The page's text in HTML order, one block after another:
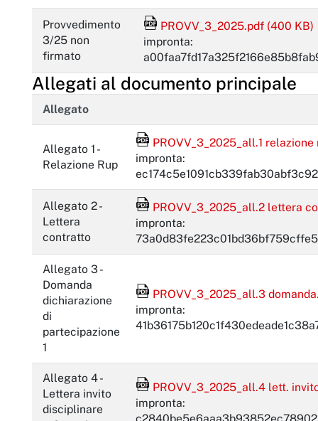
Provvedimento
3/25 non
firmato
File Acrobat Reader
PROVV_3_2025.pdf (400 KB)
impronta:
Allegati al documento principale
Allegato
Allegato 1 -
Relazione Rup
File Acrobat Reader
PROVV_3_2025_all.1
impronta:
Allegato 2 -
Lettera
contratto
File Acrobat Reader
PROVV_3_2025_all.2 lettera
impronta:
Allegato 3 -
Domanda
dichiarazione
di
partecipazione
1
File Acrobat Reader
PROVV_3_2025_all.3
impronta:
Allegato 4 -
Lettera invito
disciplinare
File Acrobat Reader
PROVV_3_2025_all.4 lett.
impronta: